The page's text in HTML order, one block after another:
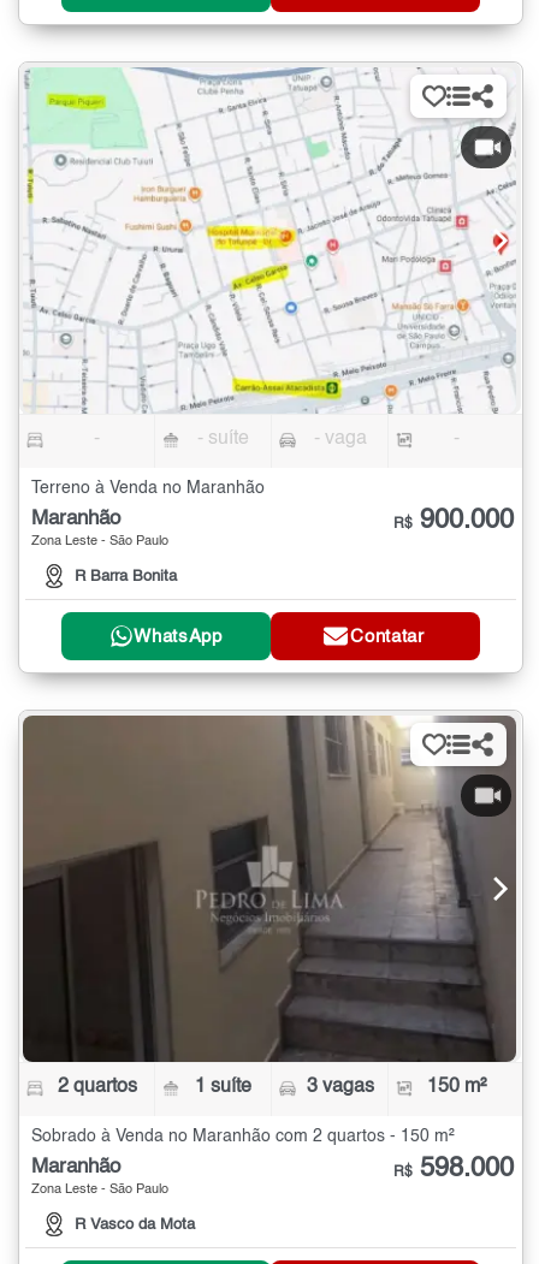
- - suíte - vaga -
Terreno à Venda no Maranhão
Maranhão
Zona Leste - São Paulo
R Barra Bonita
R$ 900.000
WhatsApp Contatar
2 quartos 1 suíte 3 vagas 150 m²
Sobrado à Venda no Maranhão com 2 quartos - 150 m²
Maranhão
Zona Leste - São Paulo
R Vasco da Mota
R$ 598.000